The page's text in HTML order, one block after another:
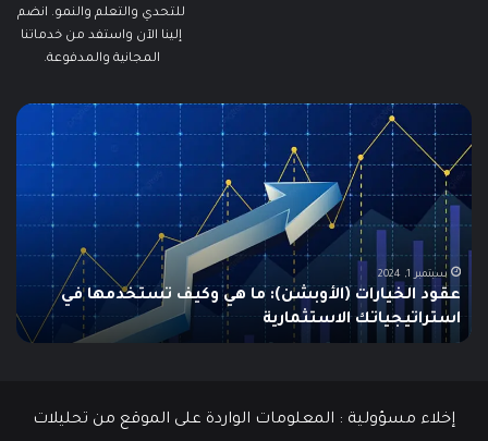
للتحدي والتعلم والنمو. انضم
إلينا الآن واستفد من خدماتنا
المجانية والمدفوعة.
مطالبات
البطالة
في
الولايات
المتحدة
تنخفض
إلى
أدنى
مستوى
منذ
مايو
عمل
سبتمبر 19, 2024
مطالبات البطالة في الولايات المتحدة تنخفض إلى أدنى
مستوى منذ مايو وسط سوق عمل قوي
إخلاء مسؤولية : المعلومات الواردة على الموقع من تحليلات